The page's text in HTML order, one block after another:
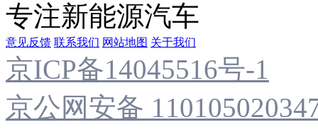
专注新能源汽车
意见反馈 联系我们 网站地图 关于我们
京ICP备14045516号-1
京公网安备